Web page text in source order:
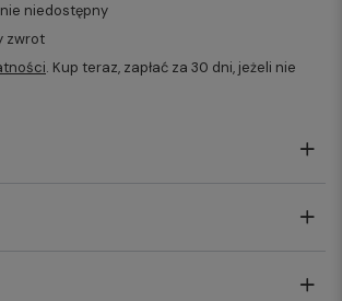
niedostępny
zwrot
. Kup teraz, zapłać za 30 dni, jeżeli nie